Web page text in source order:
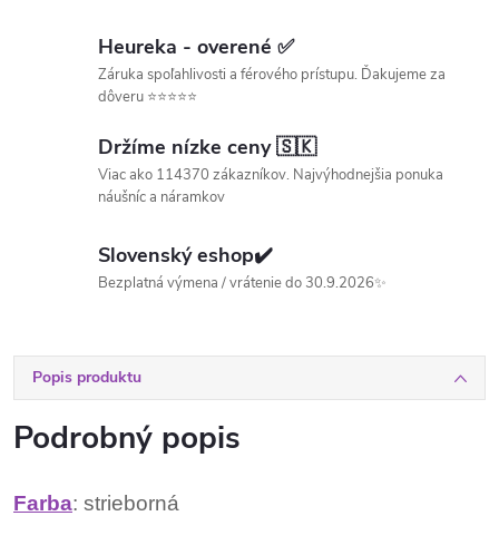
Heureka - overené ✅
Záruka spoľahlivosti a férového prístupu. Ďakujeme za
dôveru ⭐⭐⭐⭐⭐
Držíme nízke ceny 🇸🇰
Viac ako 114370 zákazníkov. Najvýhodnejšia ponuka
náušníc a náramkov
Slovenský eshop✔️
Bezplatná výmena / vrátenie do 30.9.2026✨
Popis produktu
Podrobný popis
Farba: strieborná